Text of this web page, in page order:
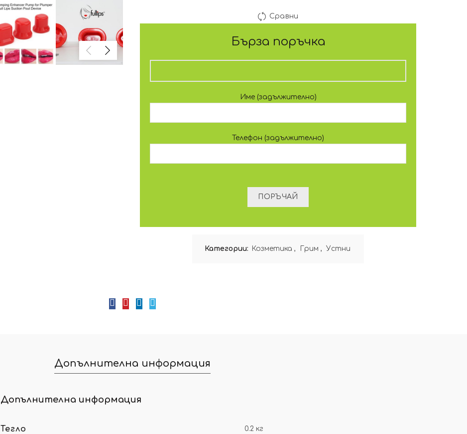
Сравни
Бърза поръчка
Име (задължително)
Телефон (задължително)
Категории: Козметика , Грим , Устни
Допълнителна информация
Допълнителна информация
Тегло 0.2 кг